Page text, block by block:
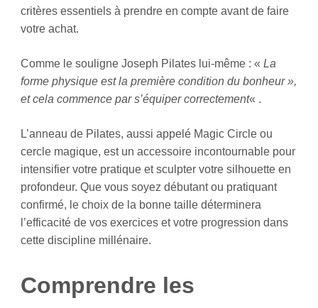
critères essentiels à prendre en compte avant de faire
votre achat.
Comme le souligne Joseph Pilates lui-même : «La
forme physique est la première condition du bonheur »,
et cela commence par s’équiper correctement« .
L’anneau de Pilates, aussi appelé Magic Circle ou
cercle magique, est un accessoire incontournable pour
intensifier votre pratique et sculpter votre silhouette en
profondeur. Que vous soyez débutant ou pratiquant
confirmé, le choix de la bonne taille déterminera
l’efficacité de vos exercices et votre progression dans
cette discipline millénaire.
Comprendre les